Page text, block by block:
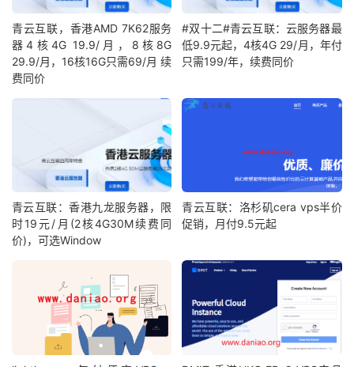
青云互联，香港AMD 7K62服务
器4核4G 19.9/月，8核8G
29.9/月，16核16G只需69/月 续
费同价
#双十二#青云互联：云服务器最
低9.9元起，4核4G 29/月，年付
只需199/年，续费同价
青云互联：香港九龙服务器，限
时19元/月(2核4G30M续费同
价)，可选Window
青云互联：洛杉矶cera vps半价
促销，月付9.5元起